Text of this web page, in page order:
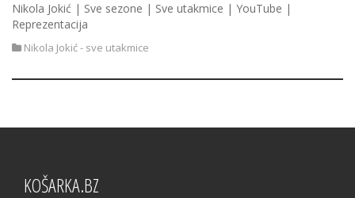
Nikola Jokić | Sve sezone | Sve utakmice | YouTube |
Reprezentacija
Nikola Jokić - sve utakmice
KOŠARKA.BZ